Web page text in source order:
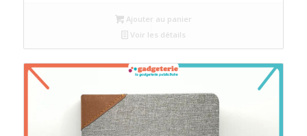
Ajouter au panier
Voir les détails